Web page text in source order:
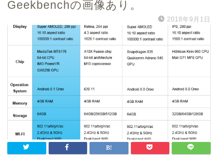
Geekbenchの画像あり。
2018年9月1日